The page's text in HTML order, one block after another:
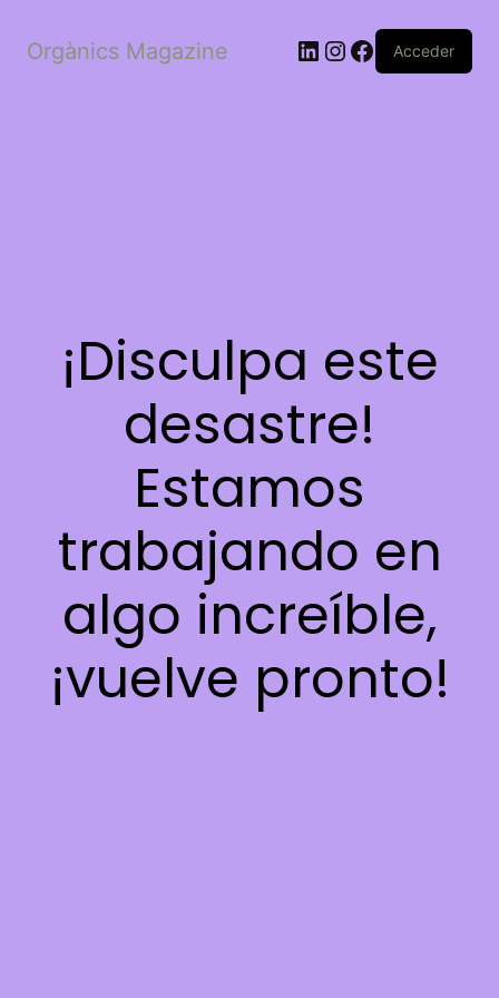
Orgànics Magazine LinkedIn
Instagram
Facebook
Acceder
¡Disculpa este
desastre!
Estamos
trabajando en
algo increíble,
¡vuelve pronto!